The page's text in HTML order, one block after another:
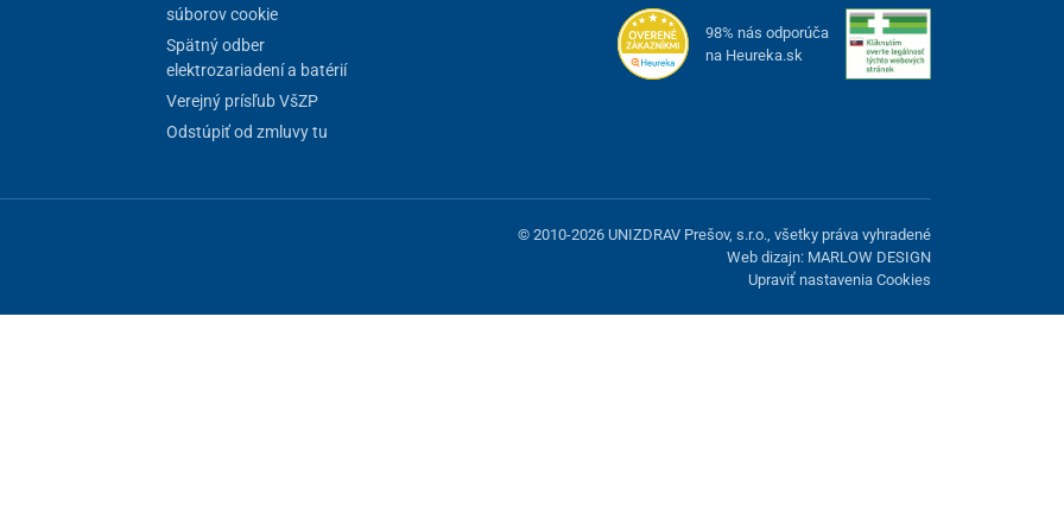
súborov cookie
Spätný odber
elektrozariadení a batérií
Verejný prísľub VšZP
Odstúpiť od zmluvy tu
98% nás odporúča
na Heureka.sk
© 2010-2026 UNIZDRAV Prešov, s.r.o., všetky práva vyhradené
Web dizajn: MARLOW DESIGN
Upraviť nastavenia Cookies